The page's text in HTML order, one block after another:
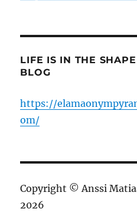
LIFE IS IN THE
BLOG
https://
om/
Copyright © Anssi
2026